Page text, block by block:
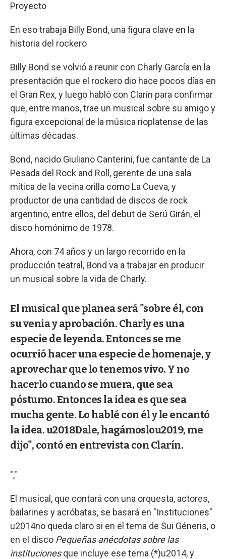
Proyecto
En eso trabaja Billy Bond, una figura clave en la
historia del rockero
Billy Bond se volvió a reunir con Charly García en la
presentación que el rockero dio hace pocos días en
el Gran Rex, y luego habló con Clarín para confirmar
que, entre manos, trae un musical sobre su amigo y
figura excepcional de la música rioplatense de las
últimas décadas.
Bond, nacido Giuliano Canterini, fue cantante de La
Pesada del Rock and Roll, gerente de una sala
mítica de la vecina orilla como La Cueva, y
productor de una cantidad de discos de rock
argentino, entre ellos, del debut de Serú Girán, el
disco homónimo de 1978.
Ahora, con 74 años y un largo recorrido en la
producción teatral, Bond va a trabajar en producir
un musical sobre la vida de Charly.
El musical que planea será "sobre él, con
su venia y aprobación. Charly es una
especie de leyenda. Entonces se me
ocurrió hacer una especie de homenaje, y
aprovechar que lo tenemos vivo. Y no
hacerlo cuando se muera, que sea
póstumo. Entonces la idea es que sea
mucha gente. Lo hablé con él y le encantó
la idea. u2018Dale, hagámoslou2019, me
dijo", contó en entrevista con Clarín.
","
El musical, que contará con una orquesta, actores,
bailarines y acróbatas, se basará en "Instituciones"
u2014no queda claro si en el tema de Sui Géneris, o
en el disco Pequeñas anécdotas sobre las
institucionesque incluye ese tema (*)u2014, y